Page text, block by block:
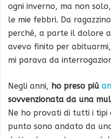
ogni inverno, ma non
le mie febbri. Da
perché, a parte il dolore
avevo finito per
mi parava da
Negli anni, ho preso più
sovvenzionata da una
Ne ho provati di tutti i tipi
punto sono andato da